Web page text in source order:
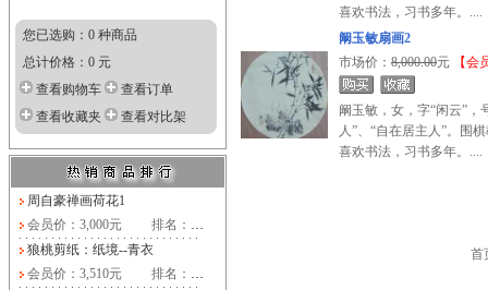
您已选购：0 种商品
总计价格：0 元
查看购物车
查看订单
查看收藏夹
查看对比架
周自豪禅画荷花1
会员价：3,000元
排名： …
狼桃剪纸：纸境--青衣
会员价：3,510元
排名： …
喜欢书法，习书多年。....
阚玉敏扇画2
市场价： 8,000.00元 【会
阚玉敏，女，字“闲云”，
人”、“自在居主人”。围
喜欢书法，习书多年。....
首